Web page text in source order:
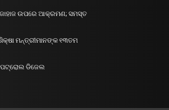
ଜାହାଜ ଉପରେ ଆକ୍ରମଣ; ସମସ୍ତ
ମନ୍ତ୍ରୀମାନଙ୍କ ୧୩ତମ
ଡିଜେଲ